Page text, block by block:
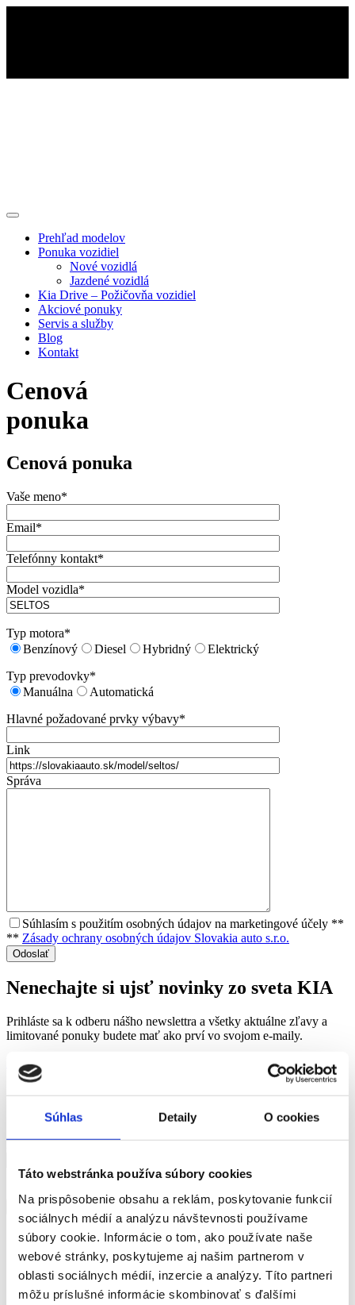
Súhlas Detaily O cookies
Táto webstránka používa súbory cookies
Na prispôsobenie obsahu a reklám, poskytovanie funkcií
sociálnych médií a analýzu návštevnosti používame
súbory cookie. Informácie o tom, ako používate naše
webové stránky, poskytujeme aj našim partnerom v
oblasti sociálnych médií, inzercie a analýzy. Títo partneri
môžu príslušné informácie skombinovať s ďalšími
Prehľad modelov
Ponuka vozidiel
Nové vozidlá
Jazdené vozidlá
Kia Drive – Požičovňa vozidiel
Akciové ponuky
Servis a služby
Blog
Kontakt
Cenová
ponuka
Cenová ponuka
Vaše meno*
Email*
Telefónny kontakt*
Model vozidla*
Typ motora*
Benzínový
Diesel Hybridný
Elektrický
Typ prevodovky*
Manuálna
Automatická
Hlavné požadované prvky výbavy*
Link
Správa
Súhlasím s použitím osobných údajov na marketingové účely **
** Zásady ochrany osobných údajov Slovakia auto s.r.o.
Nenechajte si ujsť novinky zo sveta KIA
Prihláste sa k odberu nášho newslettra a všetky aktuálne zľavy a
limitované ponuky budete mať ako prví vo svojom e-maily.
Prihlásiť sa
Odberu newslettra
Email*
Súhlasím s použitím osobných údajov na marketingové účely **